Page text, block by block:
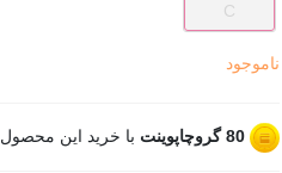
C
ناموجود
80گروچاپوینت با خرید این محصول